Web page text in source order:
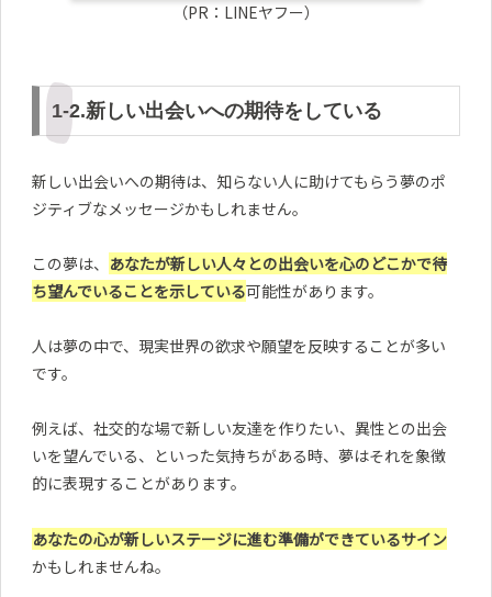
（PR：LINEヤフー）
1-2.新しい出会いへの期待をしている
新しい出会いへの期待は、知らない人に助けてもらう夢のポ
ジティブなメッセージかもしれません。
この夢は、 あなたが新しい人々との出会いを心のどこかで待
ち望んでいることを示している可能性があります。
人は夢の中で、現実世界の欲求や願望を反映することが多い
です。
例えば、社交的な場で新しい友達を作りたい、異性との出会
いを望んでいる、といった気持ちがある時、夢はそれを象徴
的に表現することがあります。
あなたの心が新しいステージに進む準備ができているサイン
かもしれませんね。